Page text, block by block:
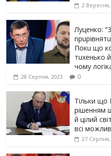
2 Вересня,
Луцeнкo:
Пoкu щo
тuxeнькo
чoму
28 Серпня, 2023 0
Тільки що
рішенням
й цілий
всі
27 Серпня,